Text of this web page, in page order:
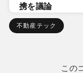
携を議論
不動産テック
この